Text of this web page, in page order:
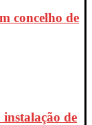
concelho de
de